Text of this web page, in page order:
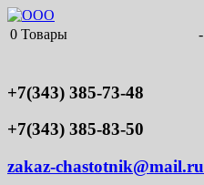
0 Товары -
+7(343) 385-73-48
+7(343) 385-83-50
zakaz-chastotnik@mail.ru